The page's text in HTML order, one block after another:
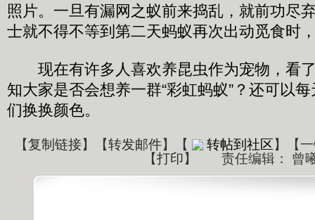
照片。一旦有漏网之蚁前来捣乱，就前功尽
士就不得不等到第二天蚂蚁再次出动觅食时
现在有许多人喜欢养昆虫作为宠物，看
知大家是否会想养一群“彩虹蚂蚁”？还可以
们换换颜色。
【复制链接】【转发邮件】 【 转帖到社区】【
【打印】 责任编辑： 曾